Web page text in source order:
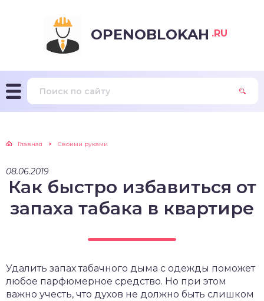
OPENOBLOKAH .RU
Главная Своими руками
08.06.2019
Как быстро избавиться от
запаха табака в квартире
Удалить запах табачного дыма с одежды поможет
любое парфюмерное средство. Но при этом
важно учесть, что духов не должно быть слишком